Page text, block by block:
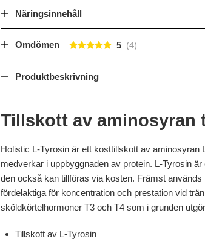
Näringsinnehåll
Omdömen 5
Produktbeskrivning
Tillskott av aminosyran
Holistic L-Tyrosin är ett kosttillskott av
medverkar i uppbyggnaden av protein. L-Tyrosin
den också kan tillföras via kosten. Främst
fördelaktiga för koncentration och prestation vid
sköldkörtelhormoner T3 och T4 som i grunden
Tillskott av L-Tyrosin